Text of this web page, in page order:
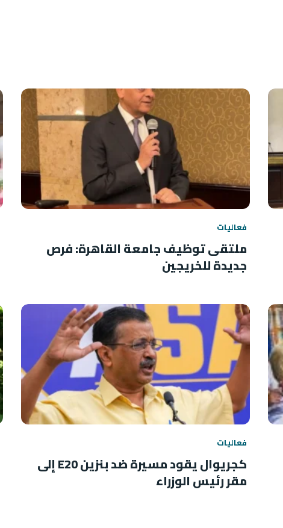
فعاليات
ملتقى توظيف جامعة القاهرة: فرص
جديدة للخريجين
فعاليات
كجريوال يقود مسيرة ضد بنزين E20 إلى
مقر رئيس الوزراء